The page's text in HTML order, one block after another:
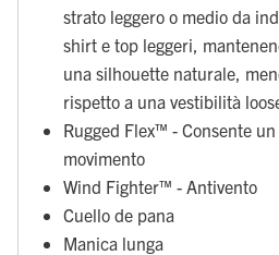
strato leggero o medio da
shirt e top leggeri,
una silhouette naturale,
rispetto a una vestibilità
Rugged Flex™ - Consente
movimento
Wind Fighter™ - Antivento
Cuello de pana
Manica lunga